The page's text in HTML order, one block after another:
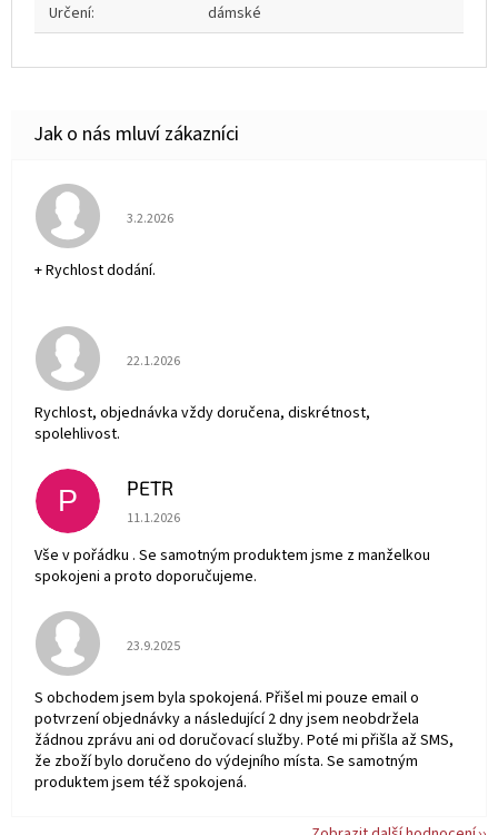
Určení: dámské
Hodnocení obchodu je 5 z 5 hvězdiček.
3.2.2026
+ Rychlost dodání.
Hodnocení obchodu je 5 z 5 hvězdiček.
22.1.2026
Rychlost, objednávka vždy doručena, diskrétnost,
spolehlivost.
P PETR
Hodnocení obchodu je 5 z 5 hvězdiček.
11.1.2026
Vše v pořádku . Se samotným produktem jsme z manželkou
spokojeni a proto doporučujeme.
Hodnocení obchodu je 5 z 5 hvězdiček.
23.9.2025
S obchodem jsem byla spokojená. Přišel mi pouze email o
potvrzení objednávky a následující 2 dny jsem neobdržela
žádnou zprávu ani od doručovací služby. Poté mi přišla až SMS,
že zboží bylo doručeno do výdejního místa. Se samotným
produktem jsem též spokojená.